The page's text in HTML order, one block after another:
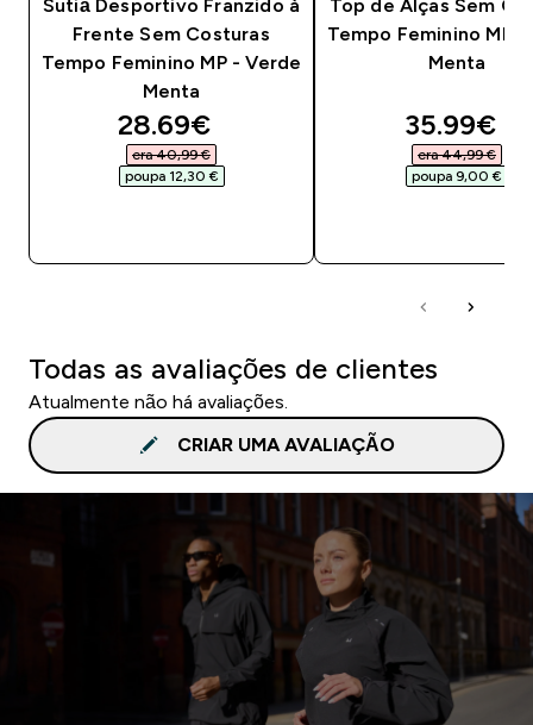
Sutiã Desportivo Franzido à
Frente Sem Costuras
Tempo Feminino MP - Verde
Menta
discounted price
28.69€‎
era 40,99 €‎
poupa 12,30 €‎
Top de Alças Sem
Tempo Feminino MP -
Menta
35.99€‎
era 44,99 €‎
poupa 9,00 €‎
Todas as avaliações de clientes
Atualmente não há avaliações.
CRIAR UMA AVALIAÇÃO